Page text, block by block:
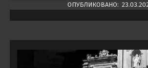
ОПУБЛИКОВАНО: